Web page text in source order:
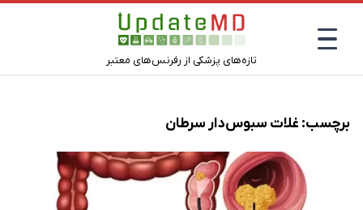
تازه‌های پزشکی از رفرنس‌های معتبر
برچسب: غلات سبوس‌دار سرطان